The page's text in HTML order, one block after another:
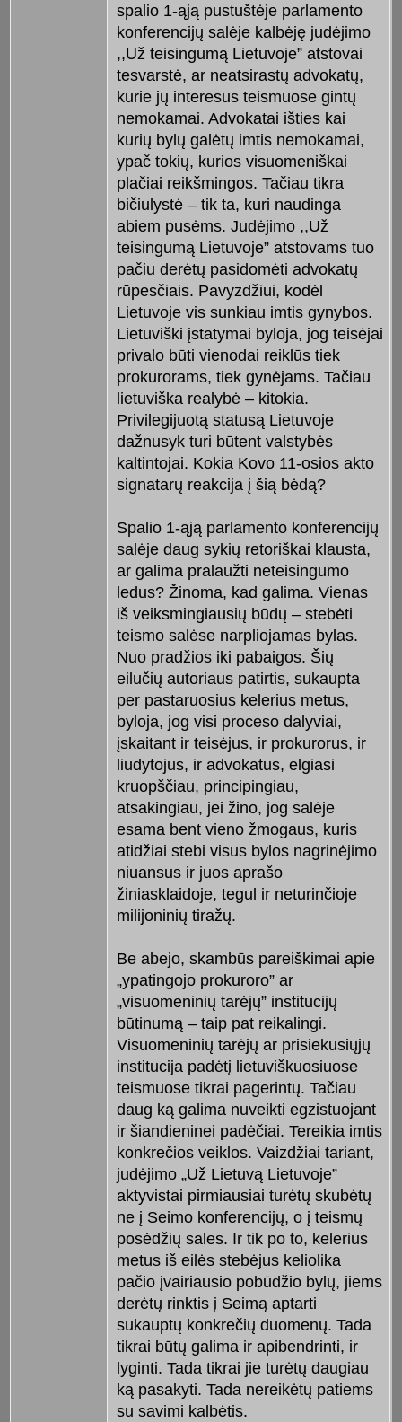
spalio 1-ąją pustuštėje parlamento
konferencijų salėje kalbėję judėjimo
,,Už teisingumą Lietuvoje” atstovai
tesvarstė, ar neatsirastų advokatų,
kurie jų interesus teismuose gintų
nemokamai. Advokatai išties kai
kurių bylų galėtų imtis nemokamai,
ypač tokių, kurios visuomeniškai
plačiai reikšmingos. Tačiau tikra
bičiulystė – tik ta, kuri naudinga
abiem pusėms. Judėjimo ,,Už
teisingumą Lietuvoje” atstovams tuo
pačiu derėtų pasidomėti advokatų
rūpesčiais. Pavyzdžiui, kodėl
Lietuvoje vis sunkiau imtis gynybos.
Lietuviški įstatymai byloja, jog teisėjai
privalo būti vienodai reiklūs tiek
prokurorams, tiek gynėjams. Tačiau
lietuviška realybė – kitokia.
Privilegijuotą statusą Lietuvoje
dažnusyk turi būtent valstybės
kaltintojai. Kokia Kovo 11-osios akto
signatarų reakcija į šią bėdą?
Spalio 1-ąją parlamento konferencijų
salėje daug sykių retoriškai klausta,
ar galima pralaužti neteisingumo
ledus? Žinoma, kad galima. Vienas
iš veiksmingiausių būdų – stebėti
teismo salėse narpliojamas bylas.
Nuo pradžios iki pabaigos. Šių
eilučių autoriaus patirtis, sukaupta
per pastaruosius kelerius metus,
byloja, jog visi proceso dalyviai,
įskaitant ir teisėjus, ir prokurorus, ir
liudytojus, ir advokatus, elgiasi
kruopščiau, principingiau,
atsakingiau, jei žino, jog salėje
esama bent vieno žmogaus, kuris
atidžiai stebi visus bylos nagrinėjimo
niuansus ir juos aprašo
žiniasklaidoje, tegul ir neturinčioje
milijoninių tiražų.
Be abejo, skambūs pareiškimai apie
„ypatingojo prokuroro” ar
„visuomeninių tarėjų” institucijų
būtinumą – taip pat reikalingi.
Visuomeninių tarėjų ar prisiekusiųjų
institucija padėtį lietuviškuosiuose
teismuose tikrai pagerintų. Tačiau
daug ką galima nuveikti egzistuojant
ir šiandieninei padėčiai. Tereikia imtis
konkrečios veiklos. Vaizdžiai tariant,
judėjimo „Už Lietuvą Lietuvoje”
aktyvistai pirmiausiai turėtų skubėtų
ne į Seimo konferencijų, o į teismų
posėdžių sales. Ir tik po to, kelerius
metus iš eilės stebėjus keliolika
pačio įvairiausio pobūdžio bylų, jiems
derėtų rinktis į Seimą aptarti
sukauptų konkrečių duomenų. Tada
tikrai būtų galima ir apibendrinti, ir
lyginti. Tada tikrai jie turėtų daugiau
ką pasakyti. Tada nereikėtų patiems
su savimi kalbėtis.